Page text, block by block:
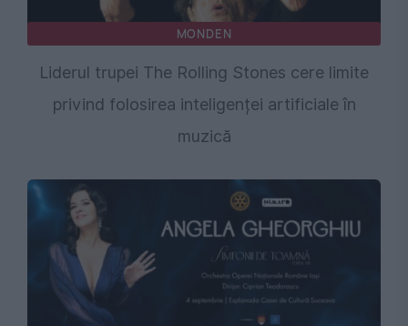
MONDEN
Liderul trupei The Rolling Stones cere limite
privind folosirea inteligenței artificiale în
muzică